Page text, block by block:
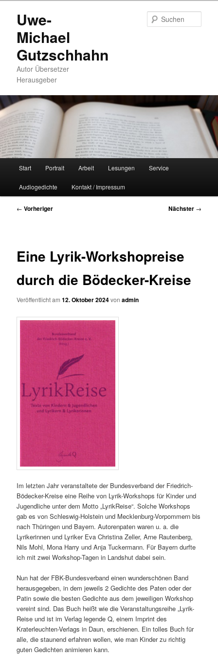
primären
springen
Uwe-
Michael
Gutzschhahn
Autor Übersetzer
Herausgeber
Start Portrait Arbeit Lesungen Service
Audiogedichte Kontakt / Impressum
Beitragsnavigation
← Vorheriger Nächster →
Eine Lyrik-Workshopreise
durch die Bödecker-Kreise
Veröffentlicht am12. Oktober 2024vonadmin
Im letzten Jahr veranstaltete der Bundesverband der Friedrich-
Bödecker-Kreise eine Reihe von Lyrik-Workshops für Kinder und
Jugendliche unter dem Motto „LyrikReise“. Solche Workshops
gab es von Schleswig-Holstein und Mecklenburg-Vorpommern bis
nach Thüringen und Bayern. Autorenpaten waren u. a. die
Lyrikerinnen und Lyriker Eva Christina Zeller, Arne Rautenberg,
Nils Mohl, Mona Harry und Anja Tuckermann. Für Bayern durfte
ich mit zwei Workshop-Tagen in Landshut dabei sein.
Nun hat der FBK-Bundesverband einen wunderschönen Band
herausgegeben, in dem jeweils 2 Gedichte des Paten oder der
Patin sowie die besten Gedichte aus dem jeweiligen Workshop
vereint sind. Das Buch heißt wie die Veranstaltungsreihe „Lyrik-
Reise und ist im Verlag legende Q, einem Imprint des
Kraterleuchten-Verlags in Daun, erschienen. Ein tolles Buch für
alle, die staunend erfahren wollen, wie man Kinder zu richtig
guten Gedichten animieren kann.